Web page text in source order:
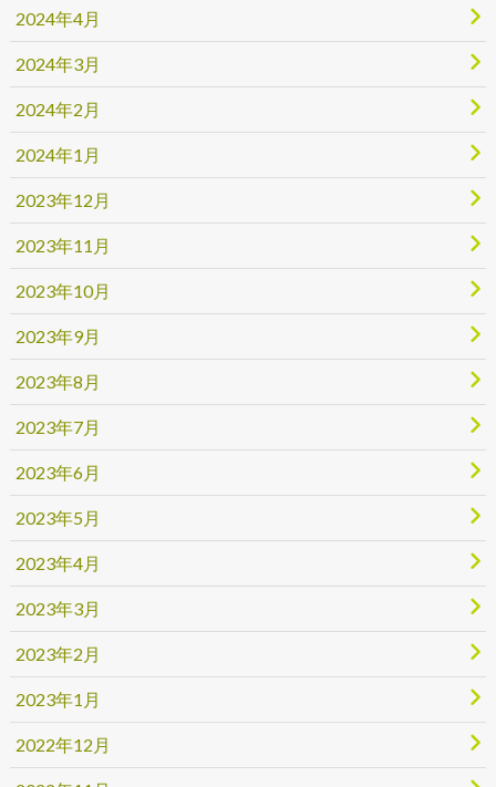
2024年4月
2024年3月
2024年2月
2024年1月
2023年12月
2023年11月
2023年10月
2023年9月
2023年8月
2023年7月
2023年6月
2023年5月
2023年4月
2023年3月
2023年2月
2023年1月
2022年12月